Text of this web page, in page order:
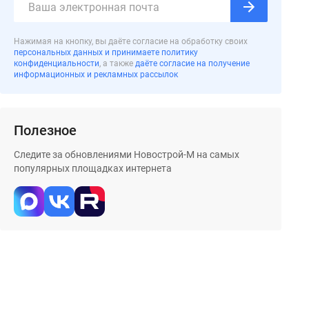
Нажимая на кнопку, вы даёте согласие на обработку своих
персональных данных и принимаете политику
конфиденциальности, а также даёте согласие на получение
информационных и рекламных рассылок
Полезное
Следите за обновлениями Новострой-М на самых
популярных площадках интернета